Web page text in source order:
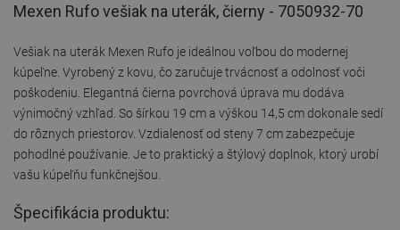
Mexen Rufo vešiak na uterák, čierny - 7050932-70
Vešiak na uterák Mexen Rufo je ideálnou voľbou do modernej
kúpeľne. Vyrobený z kovu, čo zaručuje trvácnosť a odolnosť voči
poškodeniu. Elegantná čierna povrchová úprava mu dodáva
výnimočný vzhľad. So šírkou 19 cm a výškou 14,5 cm dokonale sedí
do rôznych priestorov. Vzdialenosť od steny 7 cm zabezpečuje
pohodlné používanie. Je to praktický a štýlový doplnok, ktorý urobí
vašu kúpeľňu funkčnejšou.
Špecifikácia produktu: